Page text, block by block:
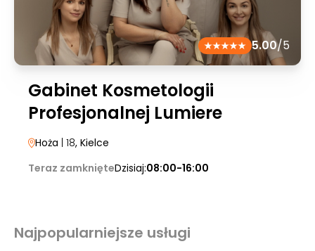
5.00/5
Gabinet Kosmetologii
Profesjonalnej Lumiere
Hoża | 18, Kielce
Teraz zamknięteDzisiaj:08:00-16:00
Najpopularniejsze usługi